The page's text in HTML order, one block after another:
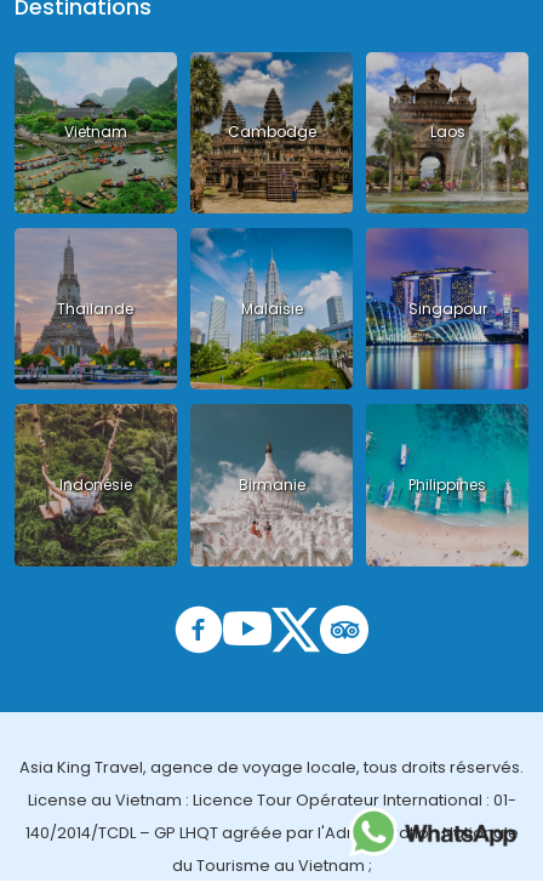
Destinations
Vietnam Cambodge Laos
Thailande Malaisie Singapour
Indonésie Birmanie Philippines
Asia King Travel, agence de voyage locale, tous droits réservés.
License au Vietnam : Licence Tour Opérateur International : 01-
140/2014/TCDL – GP LHQT agréée par l'Administration Nationale
du Tourisme au Vietnam ;